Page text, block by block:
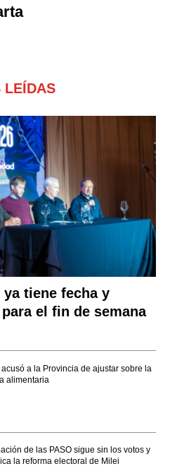
LEÍDAS
ya tiene fecha y
el fin de semana
acusó a la Provincia de ajustar sobre la
alimentaria
de las PASO sigue sin los votos y
la reforma electoral de Milei